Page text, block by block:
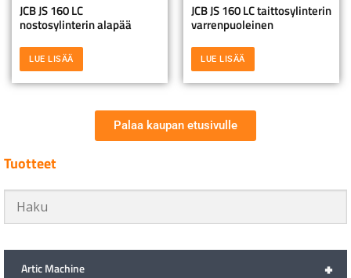
JCB JS 160 LC
nostosylinterin alapää
LUE LISÄÄ
JCB JS 160 LC taittosylinterin
varrenpuoleinen
LUE LISÄÄ
Palaa kaupan etusivulle
Tuotteet
+
Artic Machine